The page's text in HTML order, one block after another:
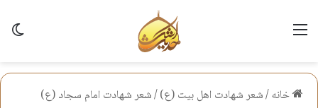
منو
خانه/شعر شهادت اهل بيت (ع)/شعر شهادت امام سجاد (ع)